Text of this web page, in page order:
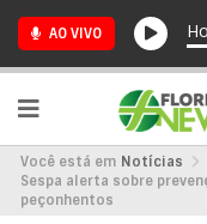
AO VIVO
Você está em Notícias
Sespa alerta sobre
peçonhentos